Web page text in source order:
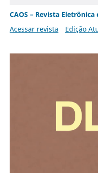
CAOS – Revista Eletrônica
Acessar revista
Edição